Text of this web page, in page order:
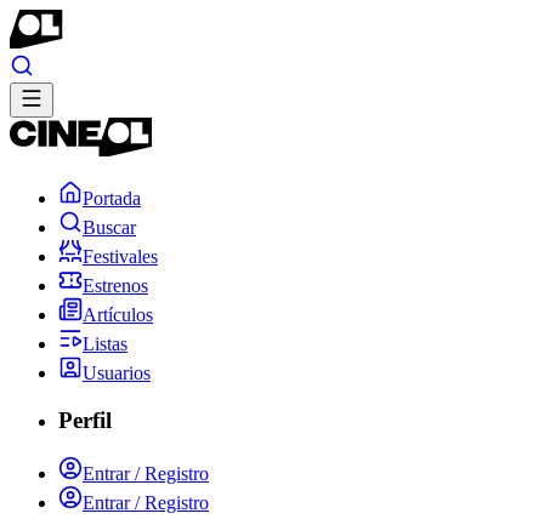
Portada
Buscar
Festivales
Estrenos
Artículos
Listas
Usuarios
Perfil
Entrar / Registro
Entrar / Registro